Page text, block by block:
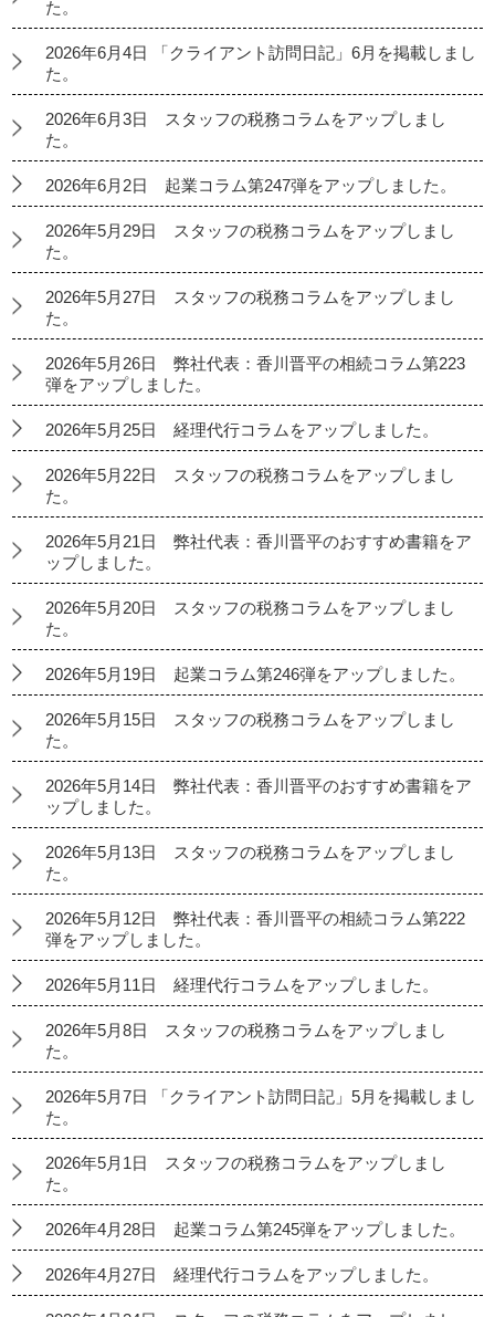
た。
2026年6月4日 「クライアント訪問日記」6月を掲載しまし
た。
2026年6月3日 スタッフの税務コラムをアップしまし
た。
2026年6月2日 起業コラム第247弾をアップしました。
2026年5月29日 スタッフの税務コラムをアップしまし
た。
2026年5月27日 スタッフの税務コラムをアップしまし
た。
2026年5月26日 弊社代表：香川晋平の相続コラム第223
弾をアップしました。
2026年5月25日 経理代行コラムをアップしました。
2026年5月22日 スタッフの税務コラムをアップしまし
た。
2026年5月21日 弊社代表：香川晋平のおすすめ書籍をア
ップしました。
2026年5月20日 スタッフの税務コラムをアップしまし
た。
2026年5月19日 起業コラム第246弾をアップしました。
2026年5月15日 スタッフの税務コラムをアップしまし
た。
2026年5月14日 弊社代表：香川晋平のおすすめ書籍をア
ップしました。
2026年5月13日 スタッフの税務コラムをアップしまし
た。
2026年5月12日 弊社代表：香川晋平の相続コラム第222
弾をアップしました。
2026年5月11日 経理代行コラムをアップしました。
2026年5月8日 スタッフの税務コラムをアップしまし
た。
2026年5月7日 「クライアント訪問日記」5月を掲載しまし
た。
2026年5月1日 スタッフの税務コラムをアップしまし
た。
2026年4月28日 起業コラム第245弾をアップしました。
2026年4月27日 経理代行コラムをアップしました。